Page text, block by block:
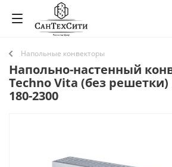
Напольные конвекторы
Напольно-настенный
Techno Vita (без решетки)
180-2300